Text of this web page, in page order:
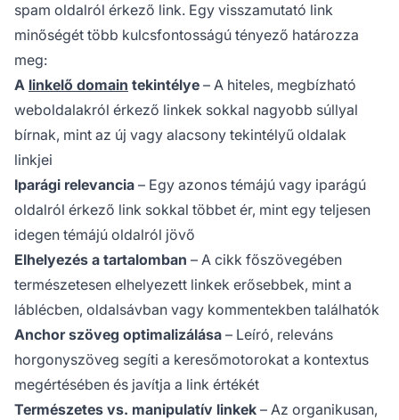
spam oldalról érkező link. Egy visszamutató link
minőségét több kulcsfontosságú tényező határozza
meg:
A linkelő domain tekintélye – A hiteles, megbízható
weboldalakról érkező linkek sokkal nagyobb súllyal
bírnak, mint az új vagy alacsony tekintélyű oldalak
linkjei
Iparági relevancia – Egy azonos témájú vagy iparágú
oldalról érkező link sokkal többet ér, mint egy teljesen
idegen témájú oldalról jövő
Elhelyezés a tartalomban – A cikk főszövegében
természetesen elhelyezett linkek erősebbek, mint a
láblécben, oldalsávban vagy kommentekben találhatók
Anchor szöveg optimalizálása – Leíró, releváns
horgonyszöveg segíti a keresőmotorokat a kontextus
megértésében és javítja a link értékét
Természetes vs. manipulatív linkek – Az organikusan,